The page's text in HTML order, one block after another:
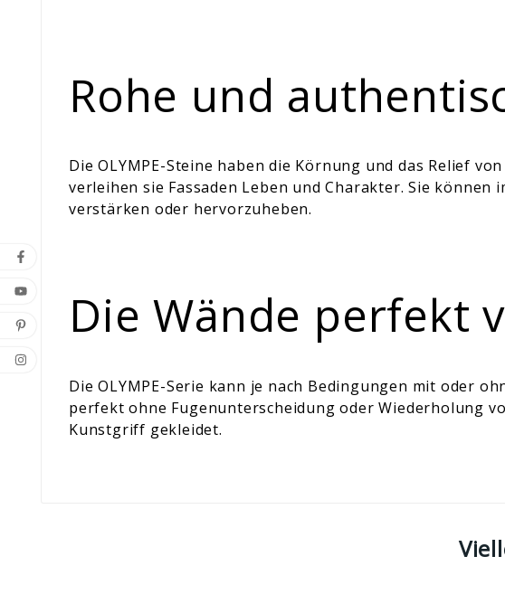
Rohe und
Die OLYMPE-Steine haben die Körnung und das Relief
verleihen sie Fassaden Leben und Charakter. Sie
verstärken oder hervorzuheben.
Die Wände perfekt
Die OLYMPE-Serie kann je nach Bedingungen mit oder
perfekt ohne Fugenunterscheidung oder Wiederholung
Kunstgriff gekleidet.